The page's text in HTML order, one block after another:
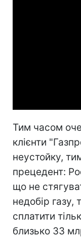
Тим часом
клієнти
неустойку,
прецедент:
що не
недобір газу,
сплатити
близько 33